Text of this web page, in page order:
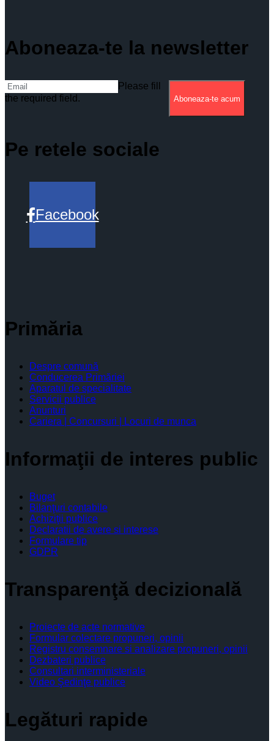
Aboneaza-te la newsletter
Please fill
the required field.
Aboneaza-te acum
Pe retele sociale
Facebook
Primăria
Despre comună
Conducerea Primăriei
Aparatul de specialitate
Servicii publice
Anunturi
Cariera | Concursuri | Locuri de munca
Informaţii de interes public
Buget
Bilanţuri contabile
Achiziţii publice
Declaratii de avere si interese
Formulare tip
GDPR
Transparenţă decizională
Proiecte de acte normative
Formular colectare propuneri, opinii
Registru consemnare si analizare propuneri, opinii
Dezbateri publice
Consultari interministeriale
Video Şedinţe publice
Legături rapide